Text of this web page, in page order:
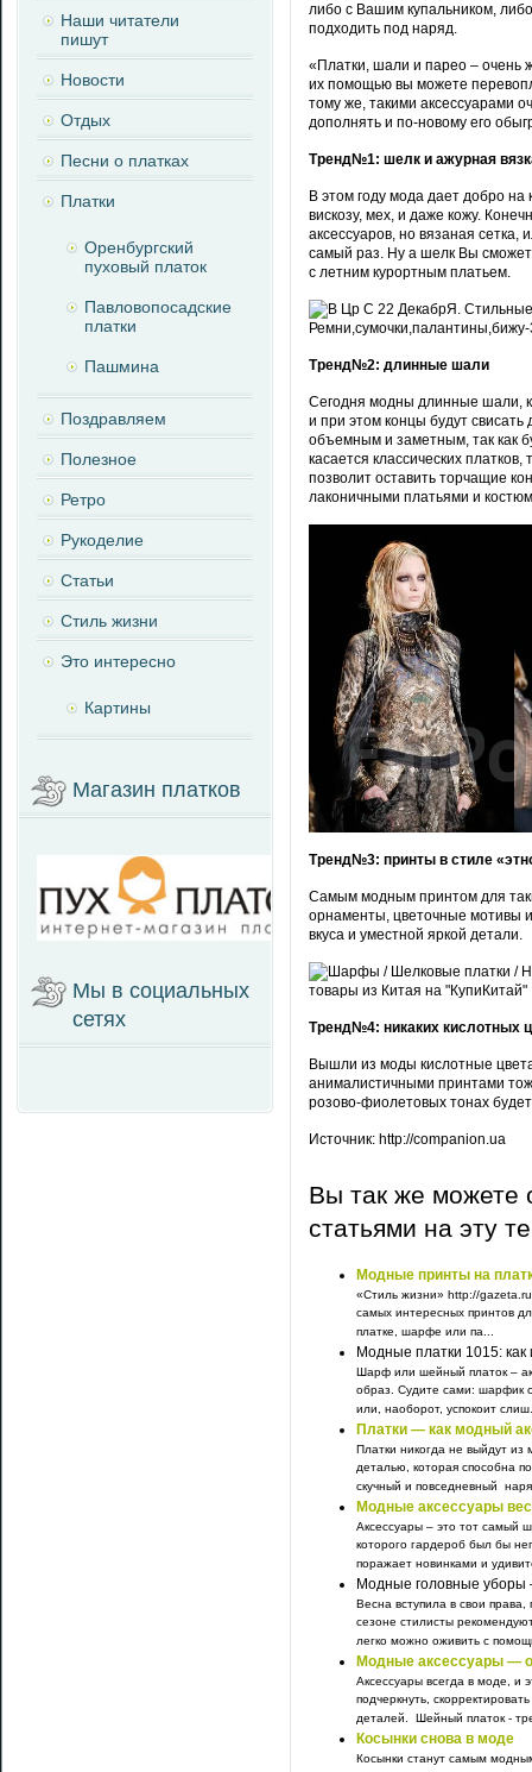
либо с Вашим купальником,
подходить под наряд.
«Платки, шали и парео – очень
их помощью вы можете
тому же, такими аксессуарами
дополнять и по-новому его
Тренд№1: шелк и ажурная
В этом году мода дает добро на
вискозу, мех, и даже кожу.
аксессуаров, но вязаная
самый раз. Ну а шелк Вы
с летним курортным платьем.
Тренд№2: длинные шали
Сегодня модны длинные шали,
и при этом концы будут
объемным и заметным, так как
касается классических
позволит оставить торчащие
лаконичными платьями и
Тренд№3: принты в стиле
Самым модным принтом для
орнаменты, цветочные мотивы
вкуса и уместной яркой детали.
Тренд№4: никаких кислотных
Вышли из моды кислотные
анималистичными принтами
розово-фиолетовых тонах будет
Источник: http://companion.ua
Вы так же можете
статьями на эту
Модные принты на
«Стиль жизни» http://
самых интересных принтов
платке, шарфе или па...
Модные платки 1015: как
Шарф или шейный платок –
образ. Судите сами: шарфик с
или, наоборот, успокоит
Платки — как модный
Платки никогда не выйдут
деталью, которая способна
скучный и повседневный
Модные аксессуары
Аксессуары – это тот самый
которого гардероб был бы
поражает новинками и
Модные головные уборы
Весна вступила в свои
сезоне стилисты
легко можно оживить с
Модные аксессуары —
Аксессуары всегда в моде, и
подчеркнуть,
деталей. Шейный платок -
Косынки снова в моде
Косынки станут самым
Наши читатели
пишут
Новости
Отдых
Песни о платках
Платки
Оренбургский
пуховый платок
Павловопосадские
платки
Пашмина
Поздравляем
Полезное
Ретро
Рукоделие
Статьи
Стиль жизни
Это интересно
Картины
Магазин платков
Мы в социальных
сетях